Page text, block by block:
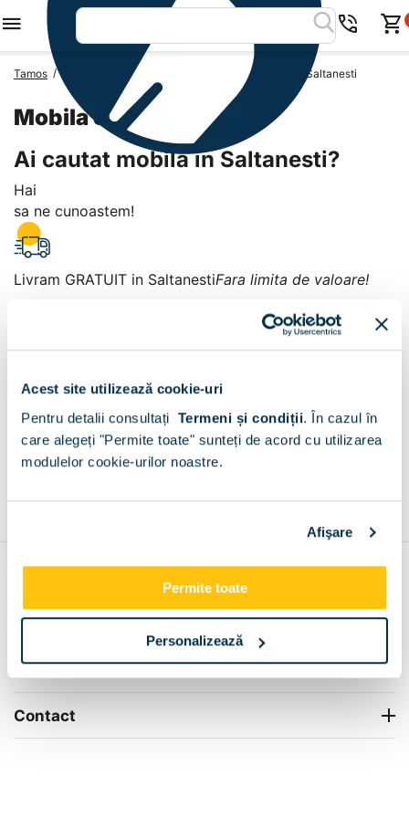
Acest site utilizează cookie-uri
Pentru detalii consultați Termeni și condiții. În cazul în
care alegeți "Permite toate" sunteți de acord cu utilizarea
modulelor cookie-urilor noastre.
Afişare
Permite toate
Personalizează
Tamos / Mobila Romania Mobila Judetul Olt Mobila Saltanesti
Mobila Saltanesti
Ai cautat mobila in Saltanesti?
Hai
sa ne cunoastem!
Livram GRATUIT in SaltanestiFara limita de valoare!
Saltanesti
+
Info Center
Livrare
Contact